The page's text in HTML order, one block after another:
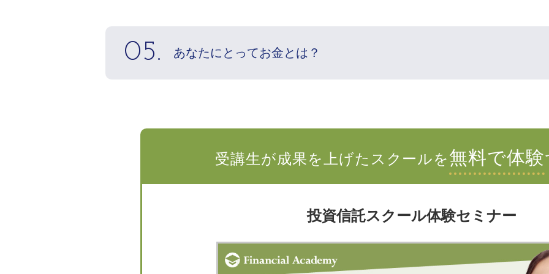
05. あなたにとってお金とは？
受講生が成果を上げたスクールを無料で体験
投資信託スクール体験セミナー